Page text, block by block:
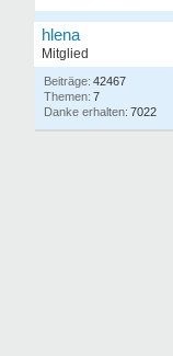
hlena
Mitglied
42467
7
7022